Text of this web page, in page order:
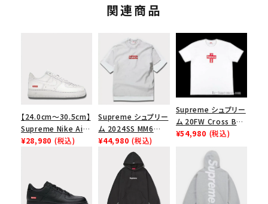
関連商品
【24.0cm～30.5cm】
Supreme Nike Air
Force 1 Low シュプ
¥28,980 (税込)
Supreme シュプリー
ム 2024SS MM6
Maison Margiela
Box Logo Tee MM6
メゾンマルジェラボッ
クスロゴTシャツ ホ
ワイト 白
¥44,980 (税込)
Supreme シュプリー
ム 20FW Cross Box
Logo Tee クロスボ
¥54,980 (税込)